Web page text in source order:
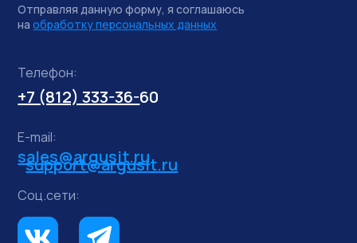
+7 (812) 333-36-60
Телефон:
E-mail:
Соц.сети:
support@argusit.ru
sales@argusit.ru
Отправляя данную форму, я соглашаюсь
на обработку персональных данных